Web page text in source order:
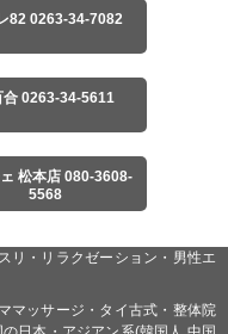
82 0263-34-7082
合 0263-34-5611
ェ 松本店 080-3608-
5568
リ・リラクゼーション・男性エ
マッサージ・タイ古式・整体院